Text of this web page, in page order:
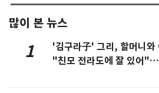
많이 본 뉴스
1
'김구라子' 그리, 할머니와
"친모 전라도에 잘 있어